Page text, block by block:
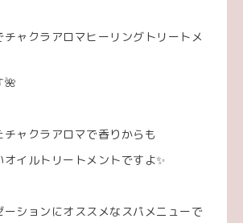
ャクラアロマヒーリングトリートメ
🌺
チャクラアロマで香りからも
イルトリートメントですよ✨
ーションにオススメなスパメニューで